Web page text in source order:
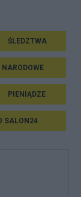
ŚLEDZTWA
PIENIĄDZE
SALON24